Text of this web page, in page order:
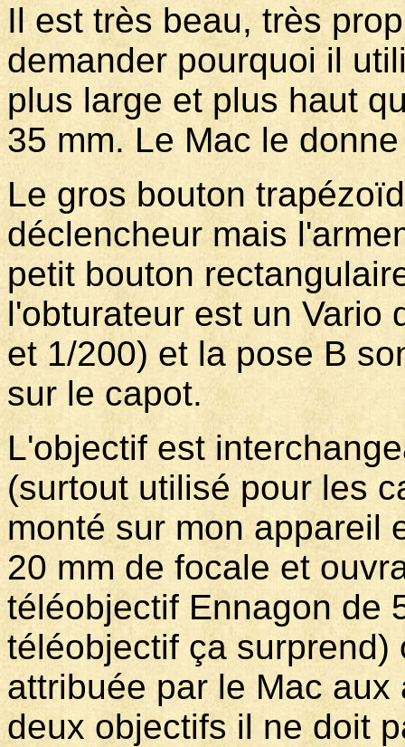
Il est très beau, très
demander pourquoi il
plus large et plus haut
35 mm. Le Mac le
Le gros bouton
déclencheur mais
petit bouton
l'obturateur est un Vario
et 1/200) et la pose B
sur le capot.
L'objectif est
(surtout utilisé pour les
monté sur mon appareil
20 mm de focale et
téléobjectif Ennagon de
téléobjectif ça
attribuée par le Mac
deux objectifs il ne doit